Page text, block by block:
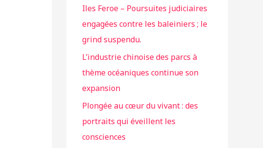
c
h
e
r
:
Iles Feroe – Poursuites judiciaires
engagées contre les baleiniers ; le
grind suspendu.
L’industrie chinoise des parcs à
thème océaniques continue son
expansion
Plongée au cœur du vivant : des
portraits qui éveillent les
consciences